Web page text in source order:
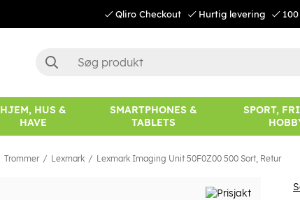
Qliro Checkout Hurtig levering 100
HJEM, HUS &
HAVE
SMARTPHONES &
TABLETS
SPORT,
Trommer Lexmark Lexmark Imaging Unit 50F0Z00 500 Sort, Retur